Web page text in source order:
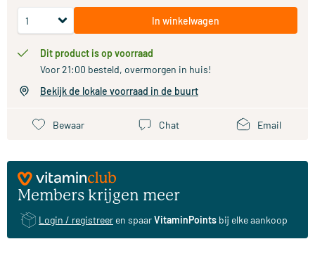
In winkelwagen
Dit product is op voorraad
Voor 21:00 besteld, overmorgen in huis!
Bekijk de lokale voorraad in de buurt
Bewaar Chat Email
Members krijgen meer
Login / registreer en spaarVitaminPoints bij elke aankoop